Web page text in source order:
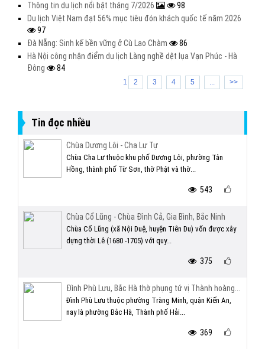
Thông tin du lịch nổi bật tháng 7/2026
98
Du lịch Việt Nam đạt 56% mục tiêu đón khách quốc tế năm 2026
97
Đà Nẵng: Sinh kế bền vững ở Cù Lao Chàm
86
Hà Nội công nhận điểm du lịch Làng nghề dệt lụa Vạn Phúc - Hà
Đông
84
1 2 3 4 5 ... >>
Tin đọc nhiều
Chùa Dương Lôi - Cha Lư Tự
Chùa Cha Lư thuộc khu phố Dương Lôi, phường Tân
Hồng, thành phố Từ Sơn, thờ Phật và thờ...
543
Chùa Cổ Lũng - Chùa Đình Cả, Gia Bình, Bắc Ninh
Chùa Cổ Lũng (xã Nội Duệ, huyện Tiên Du) vốn được xây
dựng thời Lê (1680 -1705) với quy...
375
Đình Phù Lưu, Bắc Hà thờ phụng tứ vị Thành hoàng...
Đình Phù Lưu thuộc phường Tràng Minh, quận Kiến An,
nay là phường Bắc Hà, Thành phố Hải...
369